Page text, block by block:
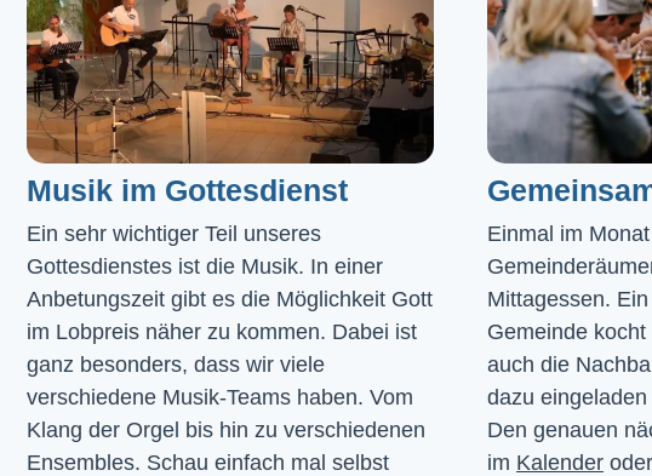
Musik im Gottesdienst​
Ein sehr wichtiger Teil unseres
Gottesdienstes ist die Musik. In einer
Anbetungszeit gibt es die Möglichkeit Gott
im Lobpreis näher zu kommen. Dabei ist
ganz besonders, dass wir viele
verschiedene Musik-Teams haben. Vom
Klang der Orgel bis hin zu verschiedenen
Ensembles. Schau einfach mal selbst
Einmal im
Mittagessen.
Gemeinde
auch die
dazu
Den genauen
im Kalender